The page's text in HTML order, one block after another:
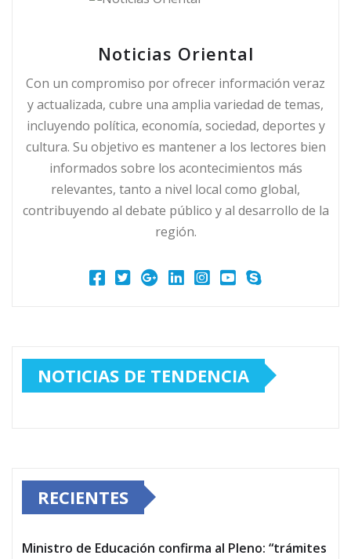
Noticias Oriental
Con un compromiso por ofrecer información veraz
y actualizada, cubre una amplia variedad de temas,
incluyendo política, economía, sociedad, deportes y
cultura. Su objetivo es mantener a los lectores bien
informados sobre los acontecimientos más
relevantes, tanto a nivel local como global,
contribuyendo al debate público y al desarrollo de la
región.
NOTICIAS DE TENDENCIA
RECIENTES
Ministro de Educación confirma al Pleno: “trámites